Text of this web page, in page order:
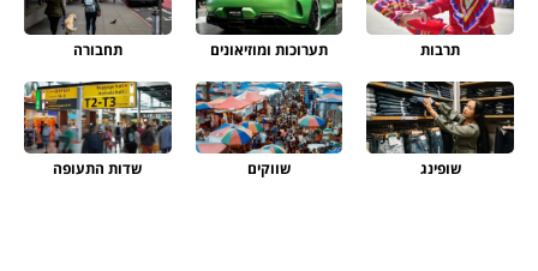
תרבות תערוכות ומוזיאונים תחבורה
שופינג שווקים שדות התעופה